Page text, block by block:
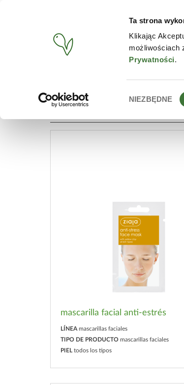
Ta strona
Klikając
możliwościach
Prywatności.
zgody
NIEZBĘDNE
PRODUCTOS
BUSCAR LÍNEA
LÍNEA:
mascarilla facial anti-estrés
LÍNEA mascarillas faciales
TIPO DE PRODUCTO mascarillas faciales
PIEL todos los tipos